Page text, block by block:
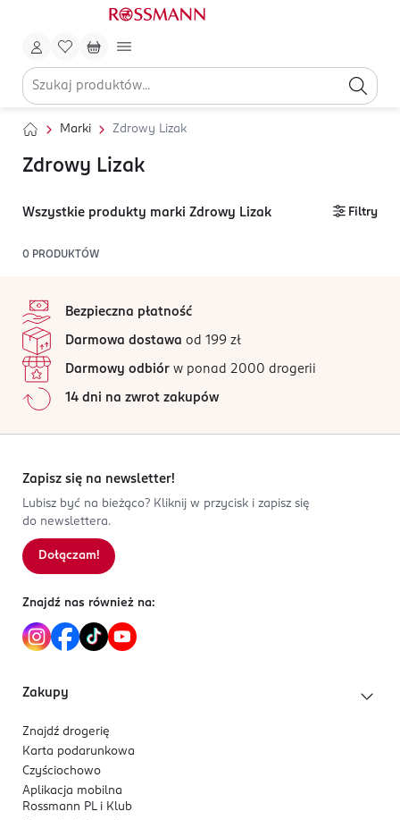
Marki Zdrowy Lizak
Zdrowy Lizak
Wszystkie produkty marki Zdrowy Lizak Filtry
0 PRODUKTÓW
Bezpieczna płatność
Darmowa dostawa od 199 zł
Darmowy odbiór w ponad 2000 drogerii
14 dni na zwrot zakupów
Zapisz się na newsletter!
Lubisz być na bieżąco? Kliknij w przycisk i zapisz się
do newslettera.
Dołączam!
Znajdź nas również na:
Zakupy
Znajdź drogerię
Karta podarunkowa
Czyściochowo
Aplikacja mobilna
Rossmann PL i Klub